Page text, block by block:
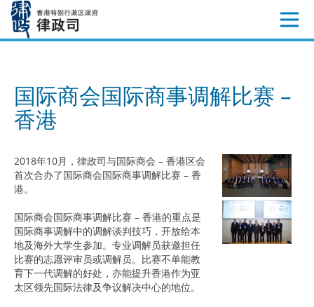
国际商会国际商事调解比赛 –
香港
2018年10月，律政司与国际商会 – 香港区会
首次合办了国际商会国际商事调解比赛 – 香
港。
国际商会国际商事调解比赛 – 香港的重点是
国际商事调解中的调解谈判技巧，开放给本
地及海外大学生参加。专业调解员获邀担任
比赛的志愿评审员或调解员。比赛不单能教
育下一代调解的好处，亦能提升香港作为亚
太区领先国际法律及争议解决中心的地位。